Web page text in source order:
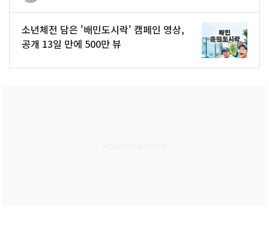
소년체전 담은 '배민도시락' 캠페인 영상,
공개 13일 만에 500만 뷰